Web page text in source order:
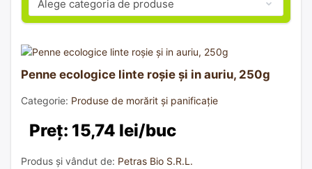
Penne ecologice linte roșie și in auriu, 250g
Categorie: Produse de morărit și panificație
Preț: 15,74 lei/buc
Produs și vândut de: Petras Bio S.R.L.